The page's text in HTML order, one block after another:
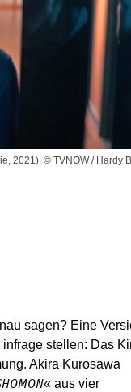
2021). © TVNOW / Hardy
sagen? Eine
stellen: Das
Akira Kurosawa
« aus vier